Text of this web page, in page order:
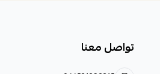
تواصل معنا